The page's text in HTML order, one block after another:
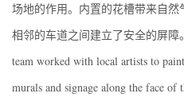
场地的作用。内置的花槽带来自然
相邻的车道之间建立了安全的屏障
team worked with local artists to
murals and signage along the face of